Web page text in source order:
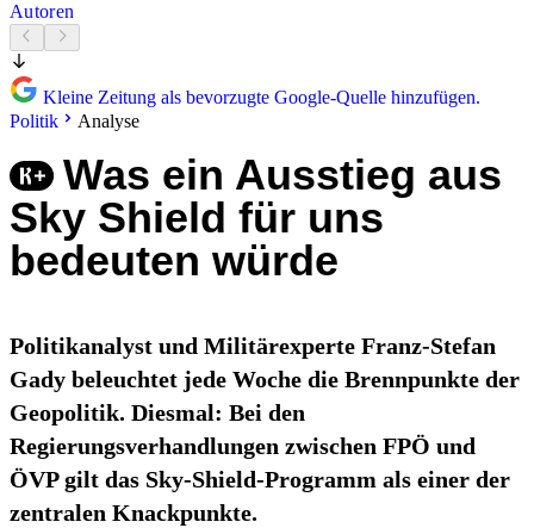
Autoren
Kleine Zeitung als bevorzugte Google-Quelle hinzufügen.
Politik
Analyse
Was ein Ausstieg aus
Sky Shield für uns
bedeuten würde
Politikanalyst und Militärexperte Franz-Stefan
Gady beleuchtet jede Woche die Brennpunkte der
Geopolitik. Diesmal: Bei den
Regierungsverhandlungen zwischen FPÖ und
ÖVP gilt das Sky-Shield-Programm als einer der
zentralen Knackpunkte.